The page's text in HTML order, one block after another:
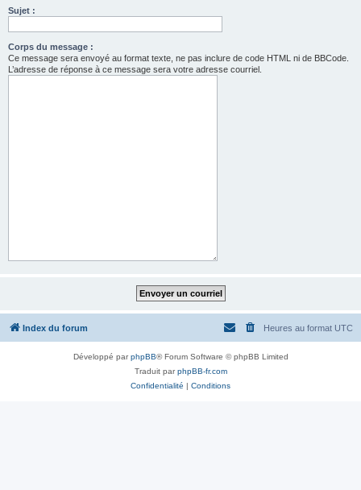
Sujet :
Corps du message :
Ce message sera envoyé au format texte, ne pas inclure de code HTML ni de BBCode.
L’adresse de réponse à ce message sera votre adresse courriel.
Index du forum Heures au format UTC
Développé parphpBB® Forum Software © phpBB Limited
Traduit parphpBB-fr.com
Confidentialité | Conditions